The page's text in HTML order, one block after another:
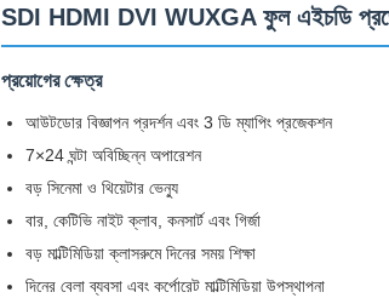
SDI HDMI DVI WUXGA ফুল এইচডি
প্রয়োগের ক্ষেত্র
আউটডোর বিজ্ঞাপন প্রদর্শন এবং 3 ডি ম্যাপিং প্রজেকশন
7×24 ঘন্টা অবিচ্ছিন্ন অপারেশন
বড় সিনেমা ও থিয়েটার ভেন্যু
বার, কেটিভি নাইট ক্লাব, কনসার্ট এবং গির্জা
বড় মাল্টিমিডিয়া ক্লাসরুমে দিনের সময় শিক্ষা
দিনের বেলা ব্যবসা এবং কর্পোরেট মাল্টিমিডিয়া উপস্থাপনা